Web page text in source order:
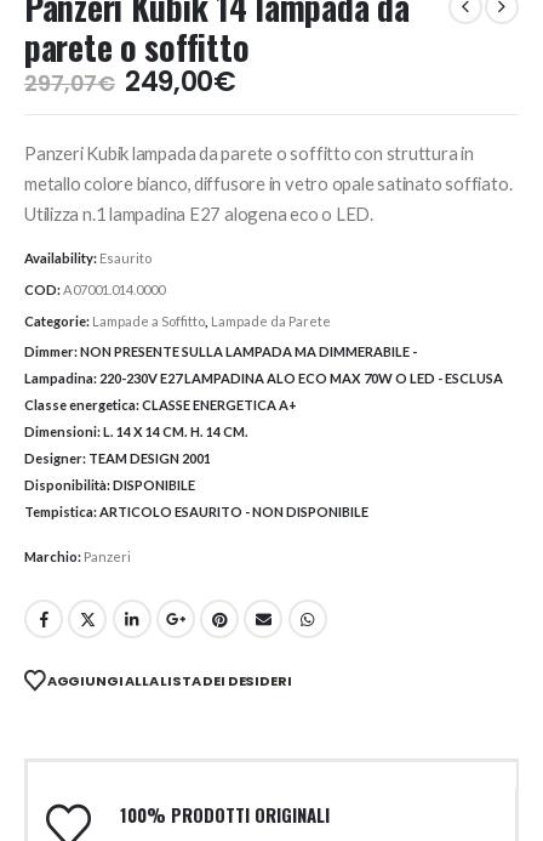
parete o soffitto
297,07€ Il
prezzo
era:
297,07€.
249,00€Il
prezzo
è:
249,00€.
Panzeri Kubik lampada da parete o soffitto con struttura in
metallo colore bianco, diffusore in vetro opale satinato soffiato.
Utilizza n.1 lampadina E27 alogena eco o LED.
Availability: Esaurito
COD:A07001.014.0000
Categorie: Lampade a Soffitto Lampade da Parete
Dimmer:NON PRESENTE SULLA LAMPADA MA DIMMERABILE -
Lampadina: 220-230V E27 LAMPADINA ALO ECO MAX 70W O LED - ESCLUSA
Classe energetica:CLASSE ENERGETICA A+
Dimensioni:L. 14 X 14 CM. H. 14 CM.
Designer: TEAM DESIGN 2001
Disponibilità:DISPONIBILE
Tempistica:ARTICOLO ESAURITO - NON DISPONIBILE
Marchio: Panzeri
AGGIUNGI ALLA LISTA DEI DESIDERI
100% PRODOTTI ORIGINALI